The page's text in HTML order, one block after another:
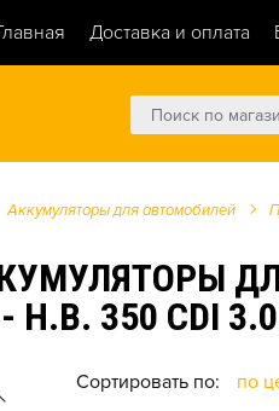
Доставка и оплата
Аккумуляторы для автомобилей
ДЛЯ
350 CDI
Сортировать по: по